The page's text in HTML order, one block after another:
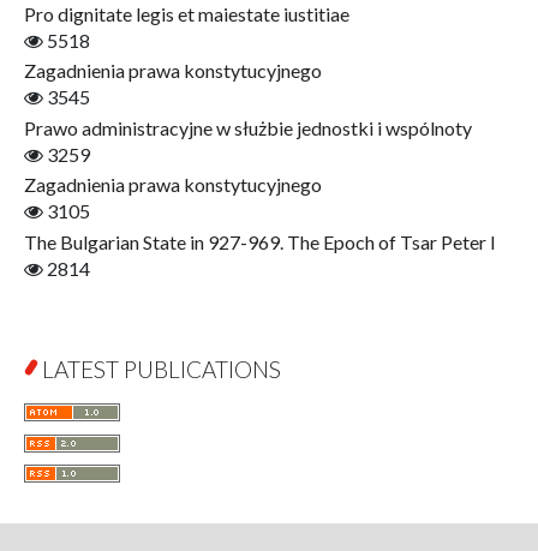
Film! Scholars
Finance
Gerontology
Literary Interpretations
Jerzy Giedroyc and...
Jerzy Giedroyc and Witnesses of History
Winter of Life?
Linguistics
What Is Man?
Communication and Media
A Very Short Introduction
Literary Culture of Lodz
Pro dignitate legis et maiestate iustitiae
5518
Zagadnienia prawa konstytucyjnego
3545
Prawo administracyjne w służbie jednostki i wspólnoty
3259
Zagadnienia prawa konstytucyjnego
3105
The Bulgarian State in 927-969. The Epoch of Tsar Peter I
2814
LATEST PUBLICATIONS